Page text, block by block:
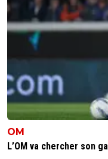
OM
L’OM va chercher son